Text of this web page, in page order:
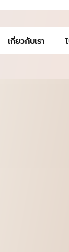
เกี่ยวกับเรา